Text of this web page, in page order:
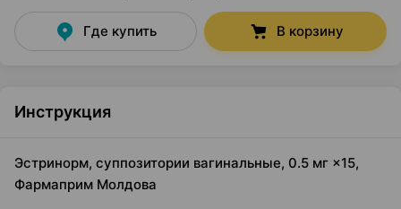
Где купить В корзину
Инструкция
Эстринорм, суппозитории вагинальные, 0.5 мг ×15,
Фармаприм Молдова